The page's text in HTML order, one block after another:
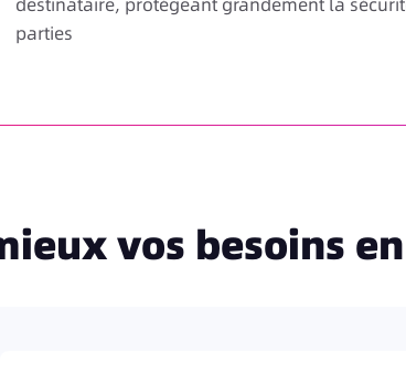
parties
vos besoins